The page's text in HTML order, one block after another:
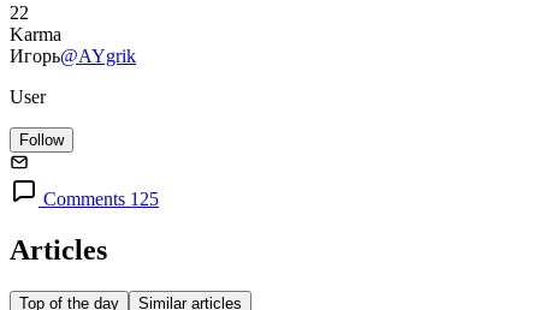
22
Karma
Игорь@AYgrik
User
Follow
Comments 125
Articles
Top of the day Similar articles